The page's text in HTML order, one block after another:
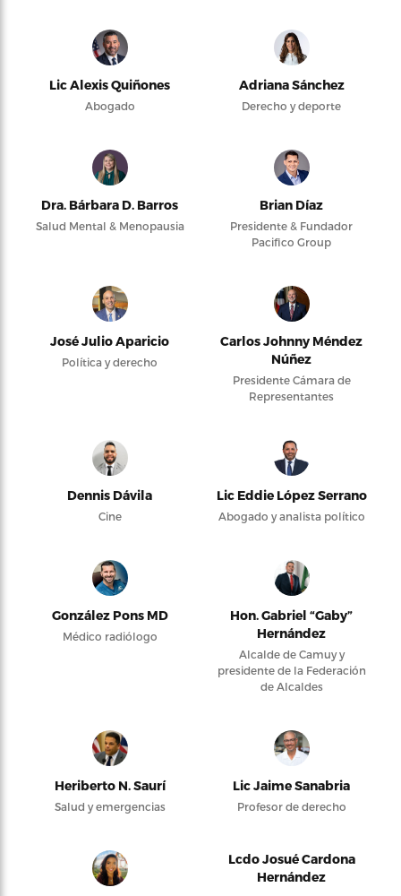
Lic Alexis Quiñones
Abogado
Adriana Sánchez
Derecho y deporte
Dra. Bárbara D. Barros
Salud Mental & Menopausia
Brian Díaz
Presidente & Fundador
Pacifico Group
José Julio Aparicio
Política y derecho
Carlos Johnny Méndez
Núñez
Presidente Cámara de
Representantes
Dennis Dávila
Cine
Lic Eddie López Serrano
Abogado y analista político
González Pons MD
Médico radiólogo
Hon. Gabriel “Gaby”
Hernández
Alcalde de Camuy y
presidente de la Federación
de Alcaldes
Heriberto N. Saurí
Salud y emergencias
Lic Jaime Sanabria
Profesor de derecho
Lcdo Josué Cardona
Hernández